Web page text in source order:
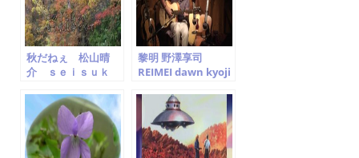
o
k
秋だねぇ 松山晴
介 ｓｅｉｓｕｋ
黎明 野澤享司
REIMEI dawn kyoji
guitars